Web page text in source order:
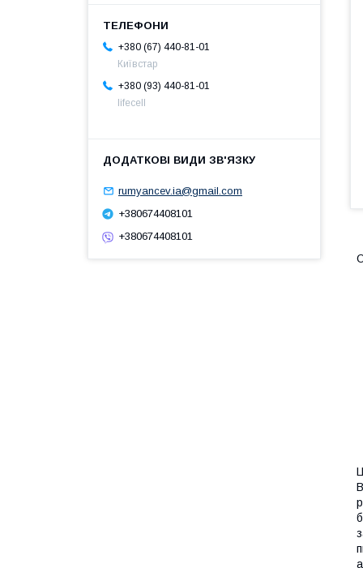
+380 (67) 440-81-01
Київстар
+380 (93) 440-81-01
lifecell
rumyancev.ia@gmail.com
+380674408101
+380674408101